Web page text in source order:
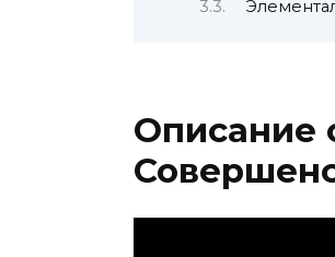
Описание